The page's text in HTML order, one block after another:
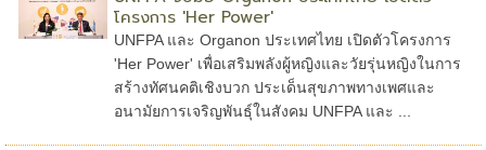
โครงการ 'Her Power'
UNFPA และ Organon ประเทศไทย เปิดตัวโครงการ
'Her Power' เพื่อเสริมพลังผู้หญิงและวัยรุ่นหญิงในการ
สร้างทัศนคติเชิงบวก ประเด็นสุขภาพทางเพศและ
อนามัยการเจริญพันธุ์ในสังคม UNFPA และ ...